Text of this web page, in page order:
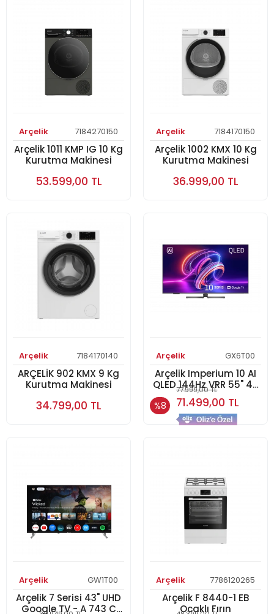
Arçelik 7184270150
Arçelik 1011 KMP IG 10 Kg
Kurutma Makinesi
53.599,00 TL
Arçelik 7184170150
Arçelik 1002 KMX 10 Kg
Kurutma Makinesi
36.999,00 TL
Arçelik 7184170140
ARÇELİK 902 KMX 9 Kg
Kurutma Makinesi
34.799,00 TL
Arçelik GX6T00
Arçelik Imperium 10 AI
QLED 144Hz VRR 55" 4K
UHD Google TV - A 1055
C AI Smart TV
%8
77.999,00 TL
71.499,00 TL
Arçelik GW1T00
Arçelik 7 Serisi 43" UHD
Google TV - A 743 C
Arçelik 7786120265
Arçelik F 8440-1 EB
Ocaklı Fırın